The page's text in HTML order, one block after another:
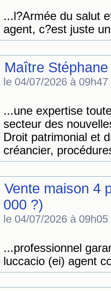
...l?Armée du salut
agent, c?est juste
Maître
le 04/07/2026 à 09h47
...une expertise
secteur des
Droit patrimonial et
créancier,
Vente maison 4
000 ?)
le 04/07/2026 à 09h05
...professionnel
luccacio (ei) agent